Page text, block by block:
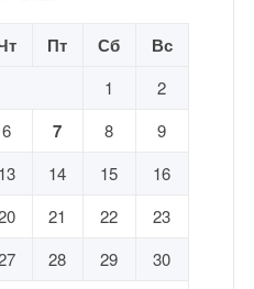
Пт Сб Вс
1
2
6 7 8
9
13 14 15
16
21 22
23
28 29
30